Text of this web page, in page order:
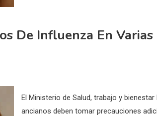
De Influenza En
El Ministerio de Salud, trabajo y
ancianos deben tomar precauciones